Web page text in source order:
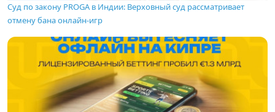
Суд по закону PROGA в Индии: Верховный суд рассматривает
отмену бана онлайн-игр